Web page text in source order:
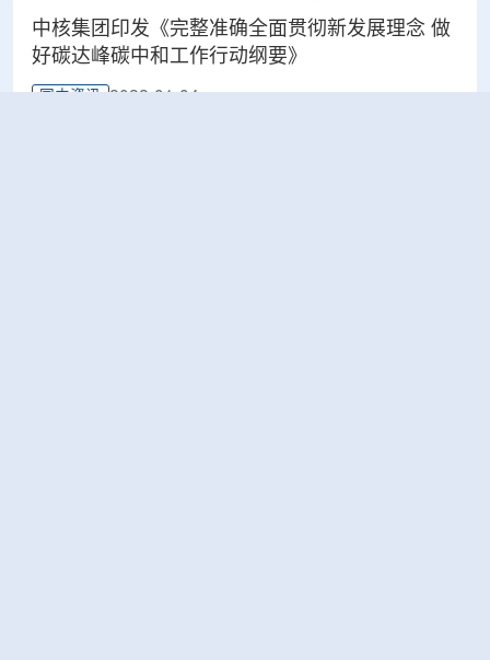
中核集团印发《完整准确全面贯彻新发展理念 做
好碳达峰碳中和工作行动纲要》
国内资讯 2022-01-04